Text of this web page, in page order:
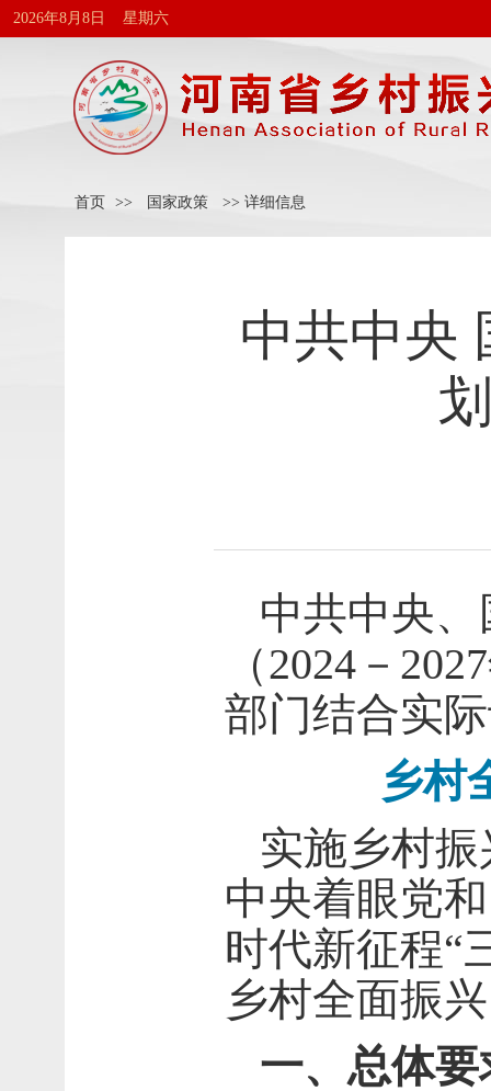
2026年8月8日 星期六
首页 >> 国家政策 >> 详细信息
中共中央
中共中央
（2024－
部门结合实
乡村
实施乡村
中央着眼党
时代新征程“
乡村全面振
一、总体要